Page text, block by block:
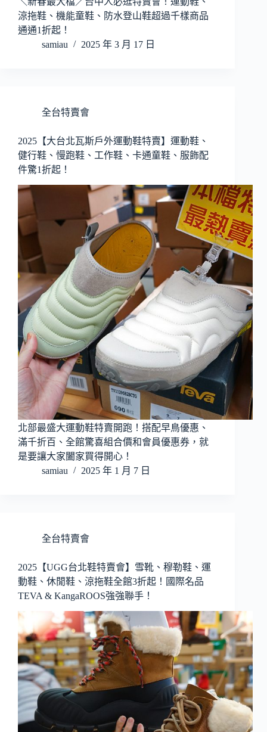
涼拖鞋、機能童鞋、防水登山鞋超過千樣商品
通通1折起！
samiau
2025 年 3 月 17 日
全台特賣會
2025【大台北瓦斯戶外運動鞋特賣】運動鞋、
健行鞋、慢跑鞋、工作鞋、卡通童鞋、服飾配
件驚1折起！
北部最盛大運動鞋特賣開跑！搭配早鳥優惠、
滿千折百、全館驚喜組合價和會員優惠券，就
是要讓大家闔家買得開心！
samiau
2025 年 1 月 7 日
全台特賣會
2025【UGG台北鞋特賣會】雪靴、穆勒鞋、運
動鞋、休閒鞋、涼拖鞋全館3折起！國際名品
TEVA & KangaROOS強強聯手！